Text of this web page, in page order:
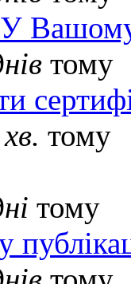
Вашому
тому
тому
тому